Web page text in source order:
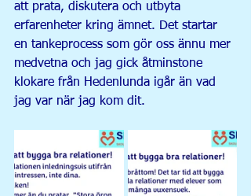
att prata, diskutera och utbyta
erfarenheter kring ämnet. Det startar
en tankeprocess som gör oss ännu mer
medvetna och jag gick åtminstone
klokare från Hedenlunda igår än vad
jag var när jag kom dit.